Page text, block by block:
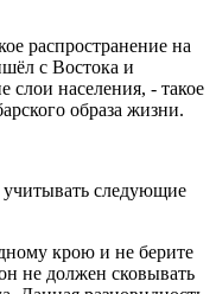
распространение на
с Востока и
слои населения, - такое
образа жизни.
учитывать следующие
крою и не берите
не должен сковывать